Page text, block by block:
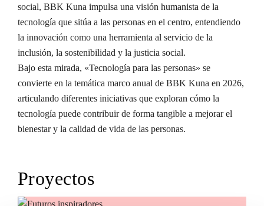
social, BBK Kuna impulsa una visión humanista de la
tecnología que sitúa a las personas en el centro, entendiendo
la innovación como una herramienta al servicio de la
inclusión, la sostenibilidad y la justicia social.
Bajo esta mirada, «Tecnología para las personas» se
convierte en la temática marco anual de BBK Kuna en 2026,
articulando diferentes iniciativas que exploran cómo la
tecnología puede contribuir de forma tangible a mejorar el
bienestar y la calidad de vida de las personas.
Proyectos